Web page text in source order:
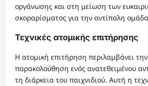
οργάνωσης και στη μείωση των
σκοραρίσματος για την αντίπαλη
Τεχνικές ατομικής επιτήρησης
Η ατομική επιτήρηση περιλαμβάνει
παρακολούθηση ενός ανατεθειμένου
τη διάρκεια του παιχνιδιού. Αυτή η